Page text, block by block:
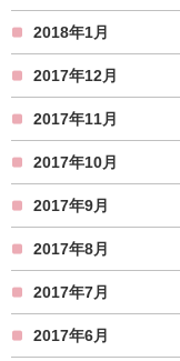
2018年1月
2017年12月
2017年11月
2017年10月
2017年9月
2017年8月
2017年7月
2017年6月